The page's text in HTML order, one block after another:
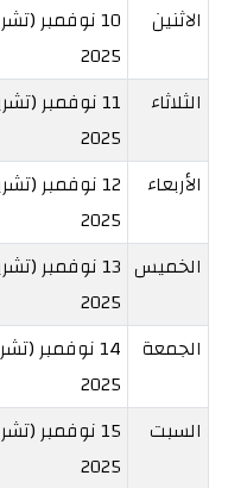
الاثنين
10 نوفمبر
2025
الثلاثاء
11 نوفمبر
2025
الأربعاء
12 نوفمبر
2025
الخميس
13 نوفمبر
2025
الجمعة
14 نوفمبر
2025
السبت
15 نوفمبر
2025